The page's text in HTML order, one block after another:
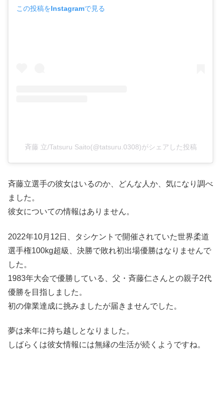
この投稿をInstagramで見る
斉藤 立/Tatsuru Saito(@tatsuru.0308)がシェアした投稿
斉藤立選手の彼女はいるのか、どんな人か、気になり調べ
ました。
彼女についての情報はありません。
2022年10月12日、タシケントで開催されていた世界柔道
選手権100kg超級、決勝で敗れ初出場優勝はなりませんで
した。
1983年大会で優勝している、父・斉藤仁さんとの親子2代
優勝を目指しました。
初の偉業達成に挑みましたが届きませんでした。
夢は来年に持ち越しとなりました。
しばらくは彼女情報には無縁の生活が続くようですね。